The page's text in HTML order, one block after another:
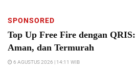
SPONSORED
Top Up Free Fire dengan
Aman, dan Termurah
6 AGUSTUS 2026 | 14:11 WIB